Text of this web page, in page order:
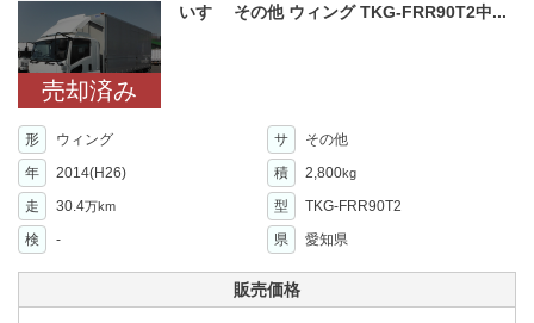
売却済み
いすゞ その他 ウィング TKG-FRR90T2中...
形 ウィング サ
その他
年
2014(H26) 積 2,800kg
走 30.4万km 型
TKG-FRR90T2
検
- 県 愛知県
販売価格